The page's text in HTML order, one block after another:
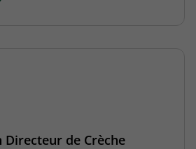
Directeur de Crèche